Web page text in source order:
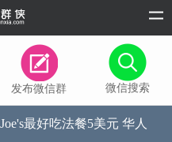
发布微信群 微信搜索
最好吃法餐5美元 华人